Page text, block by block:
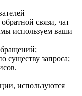
связи, чат
используем ваши
существу запроса;
используются